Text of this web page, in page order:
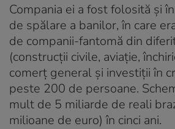
Compania ei a fost folosită și
de spălare a banilor, în care
de companii-fantomă din
(construcții civile, aviație,
comerț general și investiții în
peste 200 de persoane.
mult de 5 miliarde de reali
milioane de euro) în cinci ani.